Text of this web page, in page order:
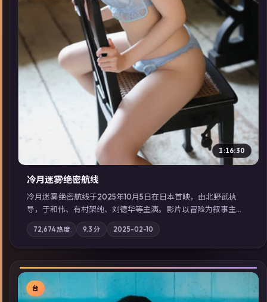
1:16:30
冷月迷雾·绝密航线
冷月迷雾·绝密航线于2025年10月5日在日本首映，由北野武执
导，于和伟、有村架纯、刘德华等主演。影片以冒险为叙事主
轴，记忆碎片重组后，主角发现自己从未活过“真实”的一天；摄
影与配乐强化地域气质；站内亦可通过「国产免费观看高清电视
剧在线看」延展检索同类型高分佳作，畅享高清在线追剧体验。
72,674热度 9.3 分 2025-02-10
台